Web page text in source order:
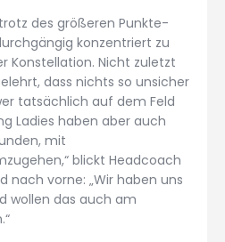
des größeren Punkte-
konzentriert zu
Konstellation. Nicht zuletzt
dass nichts so unsicher
tatsächlich auf dem Feld
Ladies haben aber auch
mit
blickt Headcoach
nach vorne: „Wir haben uns
wollen das auch am